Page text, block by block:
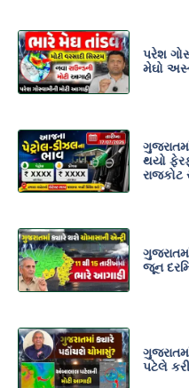
પરેશ
મેઘો
થયો
રાજકોટ
જૂન
પટેલે